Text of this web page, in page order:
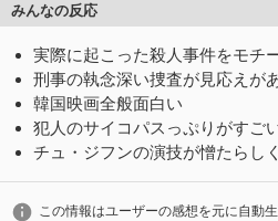
みんなの反応
実際に起こった殺人事件をモチ
刑事の執念深い捜査が見応えが
韓国映画全般面白い
犯人のサイコパスっぷりがすご
チュ・ジフンの演技が憎たらし
この情報はユーザーの感想を元に自動